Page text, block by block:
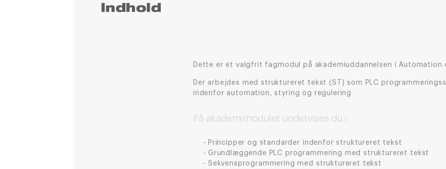
Indhold
Dette er et valgfrit fagmodul på akademiuddannelsen i Automation
Der arbejdes med struktureret tekst (ST) som PLC
indenfor automation, styring og regulering
På akademimodulet undervises du i:
Principper og standarder indenfor struktureret tekst
Grundlæggende PLC programmering med struktureret tekst
Sekvensprogrammering med struktureret tekst